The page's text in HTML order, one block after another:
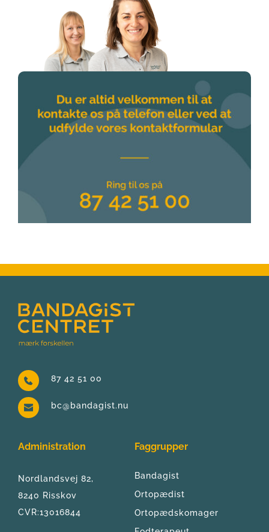
87 42 51 00
bc@bandagist.nu
Administration
Nordlandsvej 82,
8240 Risskov
CVR:13016844
Faggrupper
Bandagist
Ortopædist
Ortopædskomager